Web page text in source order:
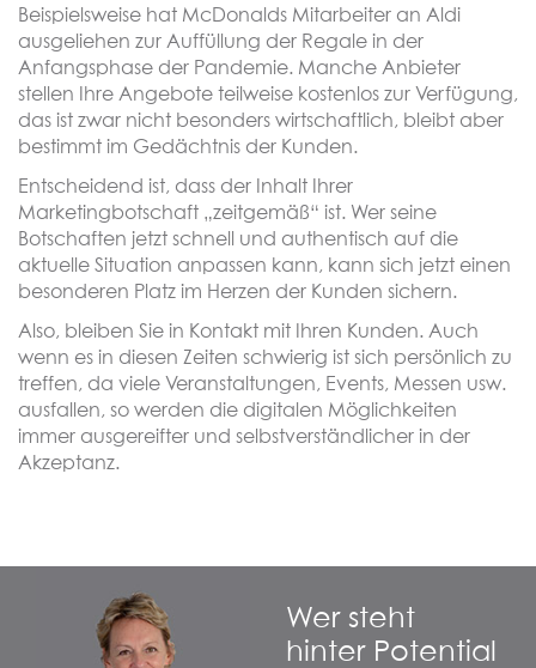
Beispielsweise hat McDonalds Mitarbeiter an Aldi
ausgeliehen zur Auffüllung der Regale in der
Anfangsphase der Pandemie. Manche Anbieter
stellen Ihre Angebote teilweise kostenlos zur Verfügung,
das ist zwar nicht besonders wirtschaftlich, bleibt aber
bestimmt im Gedächtnis der Kunden.
Entscheidend ist, dass der Inhalt Ihrer
Marketingbotschaft „zeitgemäß“ ist. Wer seine
Botschaften jetzt schnell und authentisch auf die
aktuelle Situation anpassen kann, kann sich jetzt einen
besonderen Platz im Herzen der Kunden sichern.
Also, bleiben Sie in Kontakt mit Ihren Kunden. Auch
wenn es in diesen Zeiten schwierig ist sich persönlich zu
treffen, da viele Veranstaltungen, Events, Messen usw.
ausfallen, so werden die digitalen Möglichkeiten
immer ausgereifter und selbstverständlicher in der
Akzeptanz.
Wer steht
hinter Potential